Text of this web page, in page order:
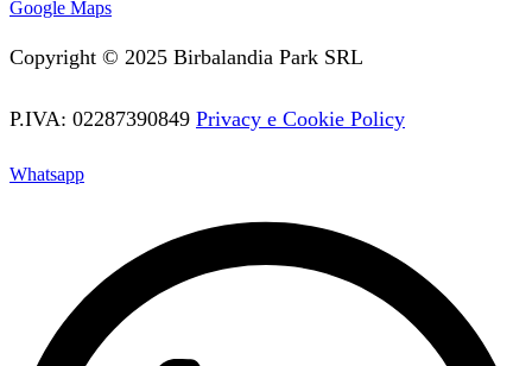
Google Maps
Copyright © 2025 Birbalandia Park SRL
P.IVA: 02287390849 Privacy e Cookie Policy
Whatsapp